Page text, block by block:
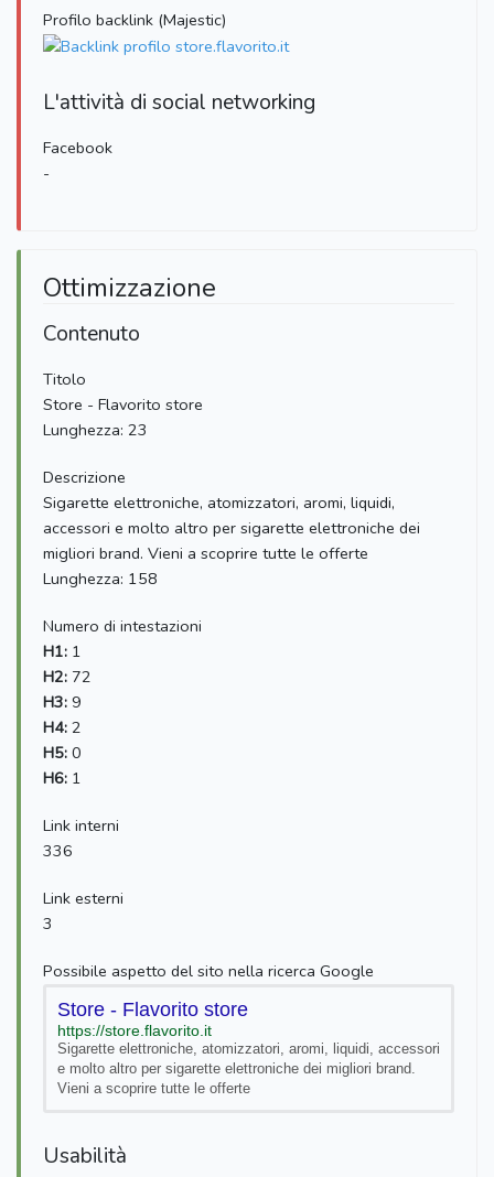
Profilo backlink (Majestic)
L'attività di social networking
Facebook
-
Ottimizzazione
Contenuto
Titolo
Store - Flavorito store
Lunghezza: 23
Descrizione
Sigarette elettroniche, atomizzatori, aromi, liquidi,
accessori e molto altro per sigarette elettroniche dei
migliori brand. Vieni a scoprire tutte le offerte
Lunghezza: 158
Numero di intestazioni
H1: 1
H2: 72
H3: 9
H4: 2
H5: 0
H6: 1
Link interni
336
Link esterni
3
Possibile aspetto del sito nella ricerca Google
Store - Flavorito store
https://store.flavorito.it
Sigarette elettroniche, atomizzatori, aromi, liquidi, accessori
e molto altro per sigarette elettroniche dei migliori brand.
Vieni a scoprire tutte le offerte
Usabilità